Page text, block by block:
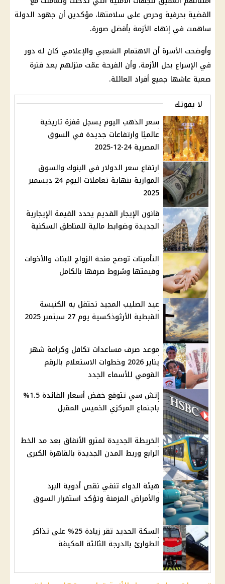
القضية بحرفية وحرص على سلامتها، مؤكدين أن جهود الدولة
ساهمت في إنهاء الأزمة بأفضل صورة.
وأوضحت الأسرة أن الاهتمام الشعبي والإعلامي كان له دور
في الإسراع بحل الأزمة، وأن الفرحة عمّت منزلهم بعد فترة
صعبة عاشها جميع أفراد العائلة.
لا يفوتك
سعر الذهب اليوم يسجل قفزة تاريخية
عالميًا وارتفاعات جديدة في السوق
المصرية 24-12-2025
ارتفاع سعر الدولار في البنوك والسوق
الموازية بنهاية تعاملات اليوم 24 ديسمبر
2025
قانون الإيجار القديم يحدد القيمة الإيجارية
الجديدة وضوابط مالية للمناطق السكنية
التأمينات توضح منحة الزواج للبنات والأخوات
وقيمتها وشروط صرفها بالكامل
عيد الصليب المجيد تحتفل به الكنيسة
القبطية الأرثوذكسية يوم 27 سبتمبر 2025
موعد صرف مساعدات تكافل وكرامة شهر
يناير 2026 وخطوات الاستعلام بالرقم
القومي للأسماء الجدد
إتش سي تتوقع خفض أسعار الفائدة 1.5%
باجتماع المركزي الخميس المقبل
الخريطة الجديدة لمترو الأنفاق بعد مد الخط
الرابع وربط المدن الجديدة بالقاهرة الكبرى
هيئة الدواء تنفي نقص أدوية البرد
والأمراض المزمنة وتؤكد استقرار السوق
السكة الحديد تقر زيادة 25% على تذاكر
الطوارئ بالدرجة الثالثة المكيفة